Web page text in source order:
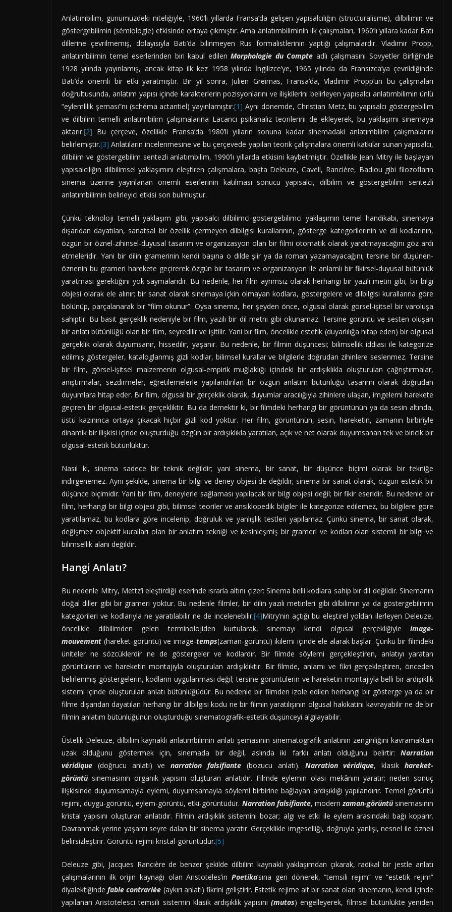
Anlatımbilim, günümüzdeki niteliğiyle, 1960’lı yıllarda Fransa’da gelişen yapısalcılığın (structuralisme), dilbilimin ve
göstergebilimin (sémiologie) etkisinde ortaya çıkmıştır. Ama anlatımbiliminin ilk çalışmaları, 1960’lı yıllara kadar Batı
dillerine çevrilmemiş, dolayısıyla Batı’da bilinmeyen Rus formalistlerinin yaptığı çalışmalardır. Vladimir Propp,
anlatımbilimin temel eserlerinden biri kabul edilen Morphologie du Compte adlı çalışmasını Sovyetler Birliği’nde
1928 yılında yayınlamış, ancak kitap ilk kez 1958 yılında İngilizce’ye, 1965 yılında da Fransızca’ya çevrildiğinde
Batı’da önemli bir etki yaratmıştır. Bir yıl sonra, Julien Greimas, Fransa’da, Vladimir Propp’un bu çalışmaları
doğrultusunda, anlatım yapısı içinde karakterlerin pozisyonlarını ve ilişkilerini belirleyen yapısalcı anlatımbilimin ünlü
“eylemlilik şeması”nı (schéma actantiel) yayınlamıştır.[1] Aynı dönemde, Christian Metz, bu yapısalcı göstergebilim
ve dilbilim temelli anlatımbilim çalışmalarına Lacancı psikanaliz teorilerini de ekleyerek, bu yaklaşımı sinemaya
aktarır.[2] Bu çerçeve, özellikle Fransa’da 1980’li yılların sonuna kadar sinemadaki anlatımbilim çalışmalarını
belirlemiştir.[3] Anlatıların incelenmesine ve bu çerçevede yapılan teorik çalışmalara önemli katkılar sunan yapısalcı,
dilbilim ve göstergebilim sentezli anlatımbilim, 1990’lı yıllarda etkisini kaybetmiştir. Özellikle Jean Mitry ile başlayan
yapısalcılığın dilbilimsel yaklaşımını eleştiren çalışmalara, başta Deleuze, Cavell, Rancière, Badiou gibi filozofların
sinema üzerine yayınlanan önemli eserlerinin katılması sonucu yapısalcı, dilbilim ve göstergebilim sentezli
anlatımbilimin belirleyici etkisi son bulmuştur.
Çünkü teknoloji temelli yaklaşım gibi, yapısalcı dilbilimci-göstergebilimci yaklaşımın temel handikabı, sinemaya
dışarıdan dayatılan, sanatsal bir özellik içermeyen dilbilgisi kurallarının, gösterge kategorilerinin ve dil kodlarının,
özgün bir öznel-zihinsel-duyusal tasarım ve organizasyon olan bir filmi otomatik olarak yaratmayacağını göz ardı
etmeleridir. Yani bir dilin gramerinin kendi başına o dilde şiir ya da roman yazamayacağını; tersine bir düşünen-
öznenin bu grameri harekete geçirerek özgün bir tasarım ve organizasyon ile anlamlı bir fikirsel-duyusal bütünlük
yaratması gerektiğini yok saymalarıdır. Bu nedenle, her film ayrımsız olarak herhangi bir yazılı metin gibi, bir bilgi
objesi olarak ele alınır; bir sanat olarak sinemaya içkin olmayan kodlara, göstergelere ve dilbilgisi kurallarına göre
bölünüp, parçalanarak bir “film okunur”. Oysa sinema, her şeyden önce, olgusal olarak görsel-işitsel bir varoluşa
sahiptir. Bu basit gerçeklik nedeniyle bir film, yazılı bir dil metni gibi okunamaz. Tersine görüntü ve sesten oluşan
bir anlatı bütünlüğü olan bir film, seyredilir ve işitilir. Yani bir film, öncelikle estetik (duyarlılığa hitap eden) bir olgusal
gerçeklik olarak duyumsanır, hissedilir, yaşanır. Bu nedenle, bir filmin düşüncesi; bilimsellik iddiası ile kategorize
edilmiş göstergeler, kataloglanmış gizli kodlar, bilimsel kurallar ve bilgilerle doğrudan zihinlere seslenmez. Tersine
bir film, görsel-işitsel malzemenin olgusal-empirik muğlaklığı içindeki bir ardışıklıkla oluşturulan çağrıştırmalar,
anıştırmalar, sezdirmeler, eğretilemelerle yapılandırılan bir özgün anlatım bütünlüğü tasarımı olarak doğrudan
duyumlara hitap eder. Bir film, olgusal bir gerçeklik olarak, duyumlar aracılığıyla zihinlere ulaşan, imgelemi harekete
geçiren bir olgusal-estetik gerçekliktir. Bu da demektir ki, bir filmdeki herhangi bir görüntünün ya da sesin altında,
üstü kazınınca ortaya çıkacak hiçbir gizli kod yoktur. Her film, görüntünün, sesin, hareketin, zamanın birbiriyle
dinamik bir ilişkisi içinde oluşturduğu özgün bir ardışıklıkla yaratılan, açık ve net olarak duyumsanan tek ve biricik bir
olgusal-estetik bütünlüktür.
Nasıl ki, sinema sadece bir teknik değildir; yani sinema, bir sanat, bir düşünce biçimi olarak bir tekniğe
indirgenemez. Aynı şekilde, sinema bir bilgi ve deney objesi de değildir; sinema bir sanat olarak, özgün estetik bir
düşünce biçimidir. Yani bir film, deneylerle sağlaması yapılacak bir bilgi objesi değil; bir fikir eseridir. Bu nedenle bir
film, herhangi bir bilgi objesi gibi, bilimsel teoriler ve ansiklopedik bilgiler ile kategorize edilemez, bu bilgilere göre
yaratılamaz, bu kodlara göre incelenip, doğruluk ve yanlışlık testleri yapılamaz. Çünkü sinema, bir sanat olarak,
değişmez objektif kuralları olan bir anlatım tekniği ve kesinleşmiş bir grameri ve kodları olan sistemli bir bilgi ve
bilimsellik alanı değildir.
Hangi Anlatı?
Bu nedenle Mitry, Mettz’i eleştirdiği eserinde ısrarla altını çizer: Sinema belli kodlara sahip bir dil değildir. Sinemanın
doğal diller gibi bir grameri yoktur. Bu nedenle filmler, bir dilin yazılı metinleri gibi dilbilimin ya da göstergebilimin
kategorileri ve kodlarıyla ne yaratılabilir ne de incelenebilir.[4]Mitry’nin açtığı bu eleştirel yoldan ilerleyen Deleuze,
öncelikle dilbilimden gelen terminolojiden kurtularak, sinemayı kendi olgusal gerçekliğiyle image-
mouvement (hareket-görüntü) ve image-temps(zaman-görüntü) ikilemi içinde ele alarak başlar. Çünkü bir filmdeki
üniteler ne sözcüklerdir ne de göstergeler ve kodlardır. Bir filmde söylemi gerçekleştiren, anlatıyı yaratan
görüntülerin ve hareketin montajıyla oluşturulan ardışıklıktır. Bir filmde, anlamı ve fikri gerçekleştiren, önceden
belirlenmiş göstergelerin, kodların uygulanması değil; tersine görüntülerin ve hareketin montajıyla belli bir ardışıklık
sistemi içinde oluşturulan anlatı bütünlüğüdür. Bu nedenle bir filmden izole edilen herhangi bir gösterge ya da bir
filme dışarıdan dayatılan herhangi bir dilbilgisi kodu ne bir filmin yaratılışının olgusal hakikatini kavrayabilir ne de bir
filmin anlatım bütünlüğünün oluşturduğu sinematografik-estetik düşünceyi algılayabilir.
Üstelik Deleuze, dilbilim kaynaklı anlatımbilimin anlatı şemasının sinematografik anlatının zenginliğini kavramaktan
uzak olduğunu göstermek için, sinemada bir değil, aslında iki farklı anlatı olduğunu belirtir: Narration
véridique (doğrucu anlatı) venarration falsifiante (bozucu anlatı). Narration véridique, klasikhareket-
görüntüsinemasının organik yapısını oluşturan anlatıdır. Filmde eylemin olası mekânını yaratır; neden sonuç
ilişkisinde duyumsamayla eylemi, duyumsamayla söylemi birbirine bağlayan ardışıklığı yapılandırır. Temel görüntü
rejimi, duygu-görüntü, eylem-görüntü, etki-görüntüdür. Narration falsifiante, modern zaman-görüntüsinemasının
kristal yapısını oluşturan anlatıdır. Filmin ardışıklık sistemini bozar; algı ve etki ile eylem arasındaki bağı koparır.
Davranmak yerine yaşamı seyre dalan bir sinema yaratır. Gerçeklikle imgeselliği, doğruyla yanlışı, nesnel ile özneli
belirsizleştirir. Görüntü rejimi kristal-görüntüdür.[5]
Deleuze gibi, Jacques Rancière de benzer şekilde dilbilim kaynaklı yaklaşımdan çıkarak, radikal bir jestle anlatı
çalışmalarının ilk orijin kaynağı olan Aristoteles’inPoetika’sına geri dönerek, “temsili rejim” ve “estetik rejim”
diyalektiğinde fable contrariée (aykırı anlatı) fikrini geliştirir. Estetik rejime ait bir sanat olan sinemanın, kendi içinde
yapılanan Aristotelesci temsili sistemin klasik ardışıklık yapısını (mutos) engelleyerek, filmsel bütünlükte yeniden